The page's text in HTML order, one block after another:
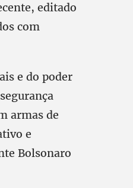
editado
com
e do poder
armas de
e
Bolsonaro